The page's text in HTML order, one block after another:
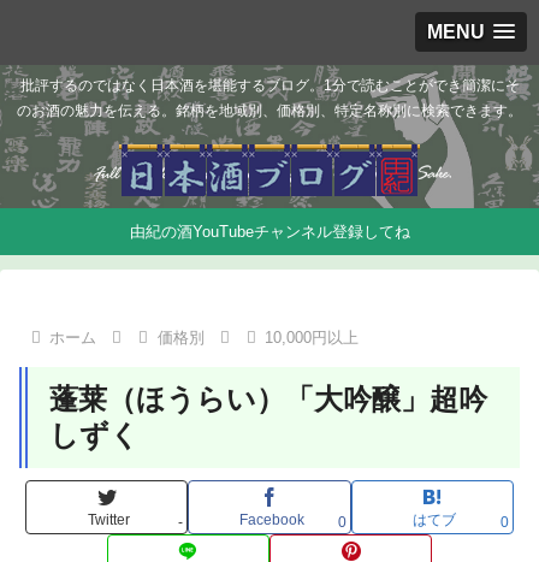
MENU
批評するのではなく日本酒を堪能するブログ。1分で読むことができ簡潔にそ
のお酒の魅力を伝える。銘柄を地域別、価格別、特定名称別に検索できます。
由紀の酒YouTubeチャンネル登録してね
ホーム 価格別 10,000円以上
蓬莱（ほうらい）「大吟醸」超吟
しずく
Twitter - Facebook 0 はてブ 0